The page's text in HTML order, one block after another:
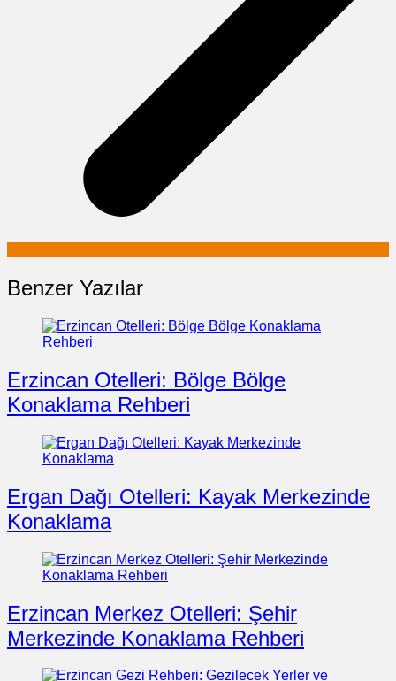
Benzer Yazılar
Erzincan Otelleri: Bölge Bölge
Konaklama Rehberi
Ergan Dağı Otelleri: Kayak Merkezinde
Konaklama
Erzincan Merkez Otelleri: Şehir
Merkezinde Konaklama Rehberi